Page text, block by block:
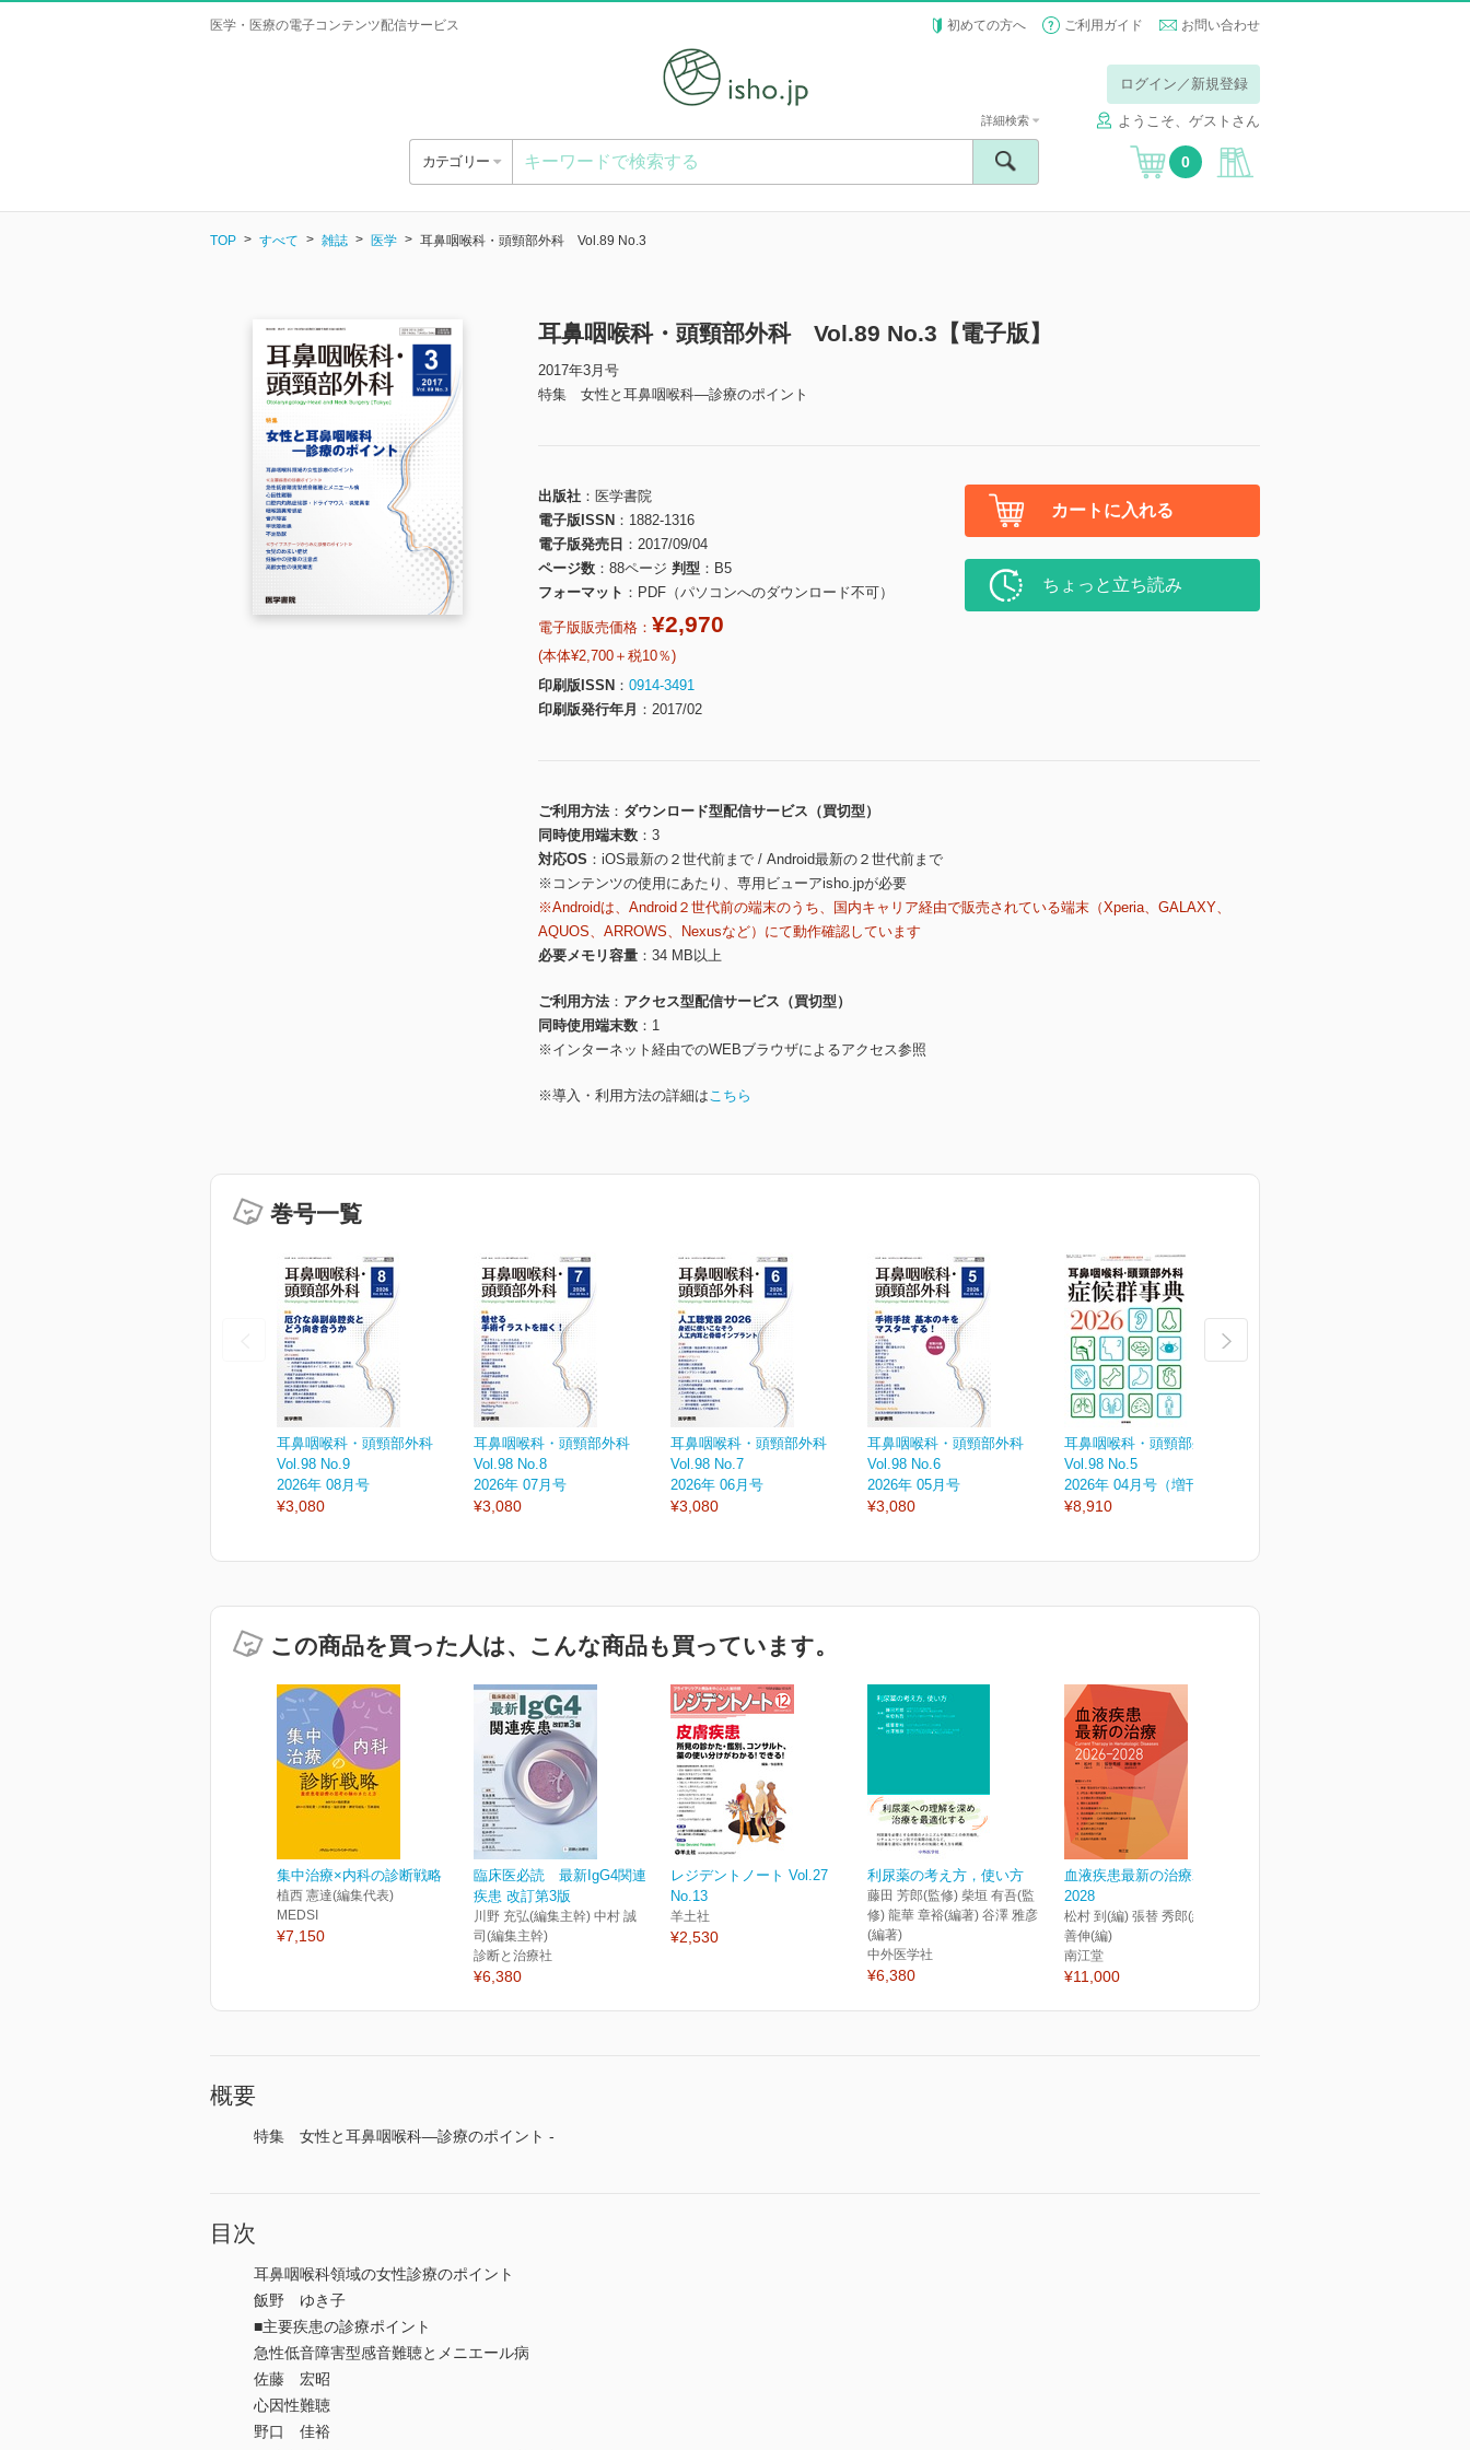
医学・医療の電子コンテンツ配信サービス 初めての方へ ご利用ガイド お問い合わせ
ログイン／新規登録
ようこそ、ゲストさん
カテゴリー
詳細検索
0
TOP すべて 雑誌 医学 耳鼻咽喉科・頭頸部外科 Vol.89 No.3
耳鼻咽喉科・頭頸部外科 Vol.89 No.3【電子版】
2017年3月号
特集 女性と耳鼻咽喉科―診療のポイント
出版社
医学書院
電子版ISSN
1882-1316
電子版発売日
2017/09/04
ページ数
88ページ 判型
B5
フォーマット
PDF（パソコンへのダウンロード不可）
電子版販売価格： ¥2,970
(本体¥2,700＋税10％)
印刷版ISSN
0914-3491
印刷版発行年月
2017/02
カートに入れる
ちょっと立ち読み
ご利用方法
ダウンロード型配信サービス（買切型）
同時使用端末数
3
対応OS
iOS最新の２世代前まで / Android最新の２世代前まで
※コンテンツの使用にあたり、専用ビューアisho.jpが必要
※Androidは、Android２世代前の端末のうち、国内キャリア経由で販売されている端末（Xperia、GALAXY、
AQUOS、ARROWS、Nexusなど）にて動作確認しています
必要メモリ容量
34 MB以上
ご利用方法
アクセス型配信サービス（買切型）
同時使用端末数
1
※インターネット経由でのWEBブラウザによるアクセス参照
※導入・利用方法の詳細はこちら
巻号一覧
耳鼻咽喉科・頭頸部外科
Vol.98 No.9
2026年 08月号
¥3,080
耳鼻咽喉科・頭頸部外科
Vol.98 No.8
2026年 07月号
¥3,080
耳鼻咽喉科・頭頸部外科
Vol.98 No.7
2026年 06月号
¥3,080
耳鼻咽喉科・頭頸部外科
Vol.98 No.6
2026年 05月号
¥3,080
耳鼻咽喉科・頭頸部外科
Vol.98 No.5
2026年 04月号（増刊号）
¥8,910
この商品を買った人は、こんな商品も買っています。
集中治療×内科の診断戦略
植西 憲達(編集代表)
MEDSI
¥7,150
臨床医必読 最新IgG4関連
疾患 改訂第3版
川野 充弘(編集主幹) 中村 誠
司(編集主幹)
診断と治療社
¥6,380
レジデントノート Vol.27
No.13
羊土社
¥2,530
利尿薬の考え方，使い方
藤田 芳郎(監修) 柴垣 有吾(監
修) 龍華 章裕(編著) 谷澤 雅彦
(編著)
中外医学社
¥6,380
血液疾患最新の治療2026-
2028
松村 到(編) 張替 秀郎(編) 神田
善伸(編)
南江堂
¥11,000
概要
特集 女性と耳鼻咽喉科―診療のポイント -
目次
耳鼻咽喉科領域の女性診療のポイント
飯野 ゆき子
■主要疾患の診療ポイント
急性低音障害型感音難聴とメニエール病
佐藤 宏昭
心因性難聴
野口 佳裕